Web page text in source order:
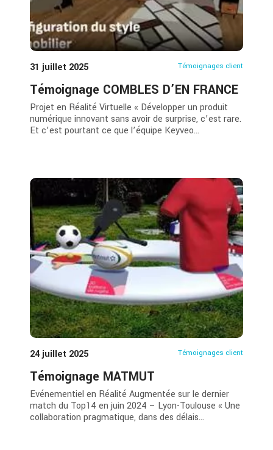
31 juillet 2025 Témoignages client
Témoignage COMBLES D’EN FRANCE
Projet en Réalité Virtuelle « Développer un produit
numérique innovant sans avoir de surprise, c’est rare.
Et c’est pourtant ce que l’équipe Keyveo...
24 juillet 2025 Témoignages client
Témoignage MATMUT
Evénementiel en Réalité Augmentée sur le dernier
match du Top14 en juin 2024 – Lyon-Toulouse « Une
collaboration pragmatique, dans des délais...